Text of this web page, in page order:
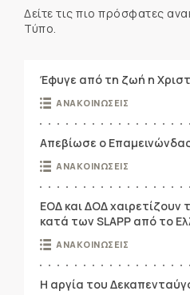
Δείτε τις πιο πρόσφατες
Τύπο.
Έφυγε από τη ζωή η
ΑΝΑΚΟΙΝΩΣΕΙΣ
Απεβίωσε ο
ΑΝΑΚΟΙΝΩΣΕΙΣ
ΕΟΔ και ΔΟΔ χαιρετίζουν
κατά των SLAPP από το
ΑΝΑΚΟΙΝΩΣΕΙΣ
Η αργία του